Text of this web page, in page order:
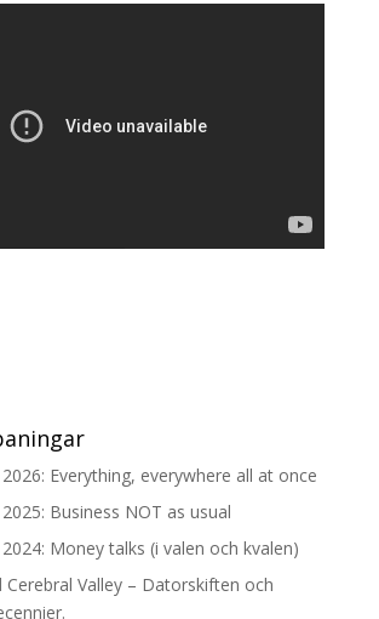
Everything, everywhere all at once
Business NOT as usual
Money talks (i valen och kvalen)
Cerebral Valley – Datorskiften och